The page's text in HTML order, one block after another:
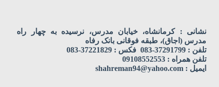
نشانی : کرمانشاه، خیابان مدرس، نرسیده به چهار راه
مدرس (اجاق)، طبقه فوقانی بانک رفاه
تلفن : 37291799-083 فکس : 37221829-083
تلفن همراه : 09108552553
ایمیل : shahreman94@yahoo.com